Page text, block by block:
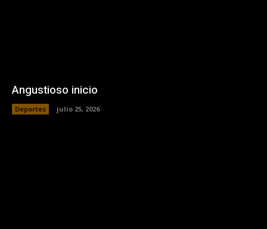
Angustioso inicio
Deportes julio 25, 2026